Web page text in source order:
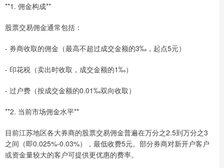
**1. 佣金构成**
股票交易佣金通常包括：
- 券商收取的佣金（最高不超过成交金额的3‰，起点5元）
- 印花税（卖出时收取，成交金额的1‰）
- 过户费（按成交金额的0.01‰双向收取）
**2. 当前市场佣金水平**
目前江苏地区各大券商的股票交易佣金普遍在万分之2.5到万分之3
之间（即0.025%-0.03%），最低收费5元。部分券商对新开户客户
或资金量较大的客户可提供更优惠的费率。